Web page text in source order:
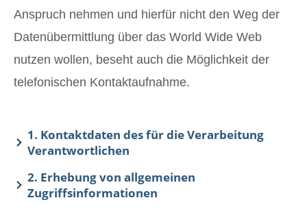
Anspruch nehmen und hierfür nicht den Weg der
Datenübermittlung über das World Wide Web
nutzen wollen, beseht auch die Möglichkeit der
telefonischen Kontaktaufnahme.
1. Kontaktdaten des für die Verarbeitung
Verantwortlichen
2. Erhebung von allgemeinen
Zugriffsinformationen